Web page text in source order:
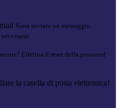
Verrà inviato un messaggio
Effettua il reset della password
la casella di posta elettronica!